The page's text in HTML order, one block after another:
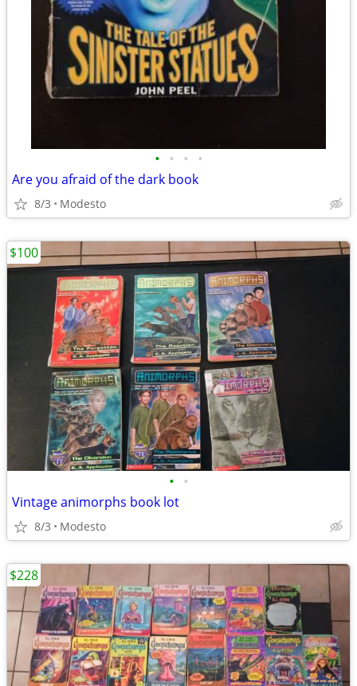
• • • •
Are you afraid of the dark book
8/3 Modesto
• •
Vintage animorphs book lot
8/3 Modesto
$100
$228